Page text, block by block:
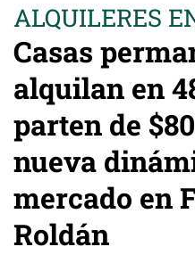
ALQUILERES
Casas
alquilan en
parten de
nueva
mercado en
Roldán